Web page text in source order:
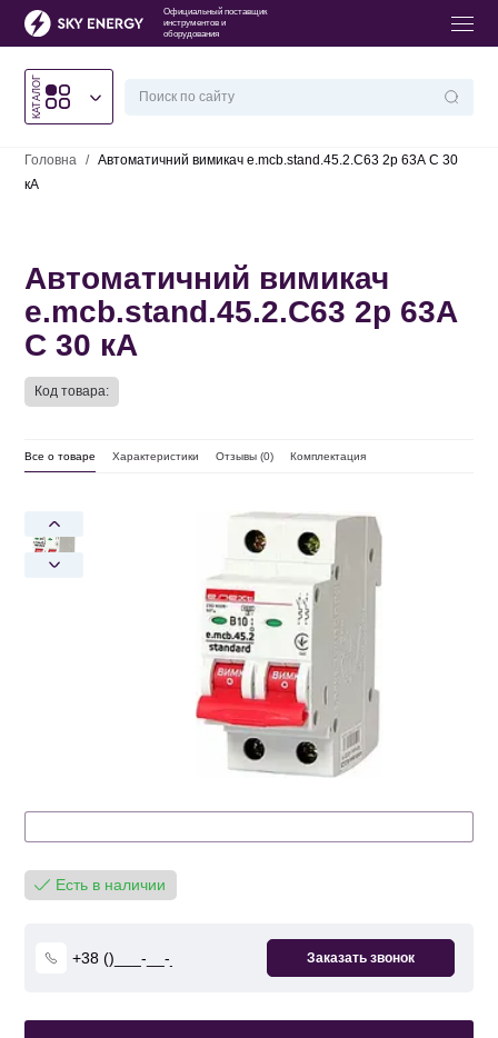
Официальный поставщик
инструментов и
оборудования
КАТАЛОГ
Головна / Автоматичний вимикач e.mcb.stand.45.2.C63 2р 63А C 30
кА
Автоматичний вимикач
e.mcb.stand.45.2.C63 2р 63А
C 30 кА
Код товара:
Все о товаре Характеристики Отзывы (0) Комплектация
Есть в наличии